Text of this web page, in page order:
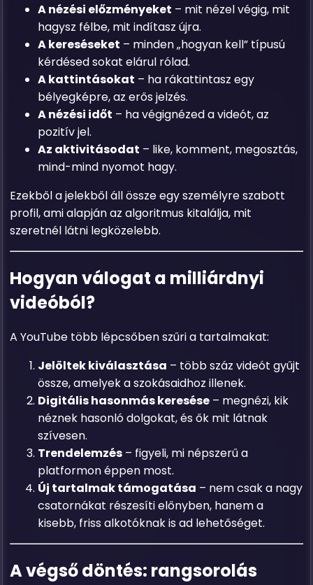
A nézési előzményeket – mit nézel végig, mit
hagysz félbe, mit indítasz újra.
A kereséseket – minden „hogyan kell” típusú
kérdésed sokat elárul rólad.
A kattintásokat – ha rákattintasz egy
bélyegképre, az erős jelzés.
A nézési időt – ha végignézed a videót, az
pozitív jel.
Az aktivitásodat – like, komment, megosztás,
mind-mind nyomot hagy.
Ezekből a jelekből áll össze egy személyre szabott
profil, ami alapján az algoritmus kitalálja, mit
szeretnél látni legközelebb.
Hogyan válogat a milliárdnyi
videóból?
A YouTube több lépcsőben szűri a tartalmakat:
Jelöltek kiválasztása – több száz videót gyűjt
össze, amelyek a szokásaidhoz illenek.
Digitális hasonmás keresése – megnézi, kik
néznek hasonló dolgokat, és ők mit látnak
szívesen.
Trendelemzés – figyeli, mi népszerű a
platformon éppen most.
Új tartalmak támogatása – nem csak a nagy
csatornákat részesíti előnyben, hanem a
kisebb, friss alkotóknak is ad lehetőséget.
A végső döntés: rangsorolás